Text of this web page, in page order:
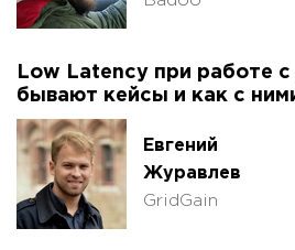
Low Latency при работе
бывают кейсы и как с
Евгений
Журавлев
GridGain